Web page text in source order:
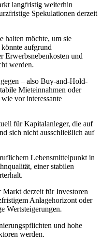
langfristig weiterhin
Spekulationen derzeit
halten möchte, um sie
aufgrund
Erwerbsnebenkosten und
werden.
– also Buy-and-Hold-
Mieteinnahmen oder
vor interessante
für Kapitalanleger, die auf
sich nicht ausschließlich auf
Lebensmittelpunkt in
einer stabilen
Markt derzeit für Investoren
Anlagehorizont oder
Wertsteigerungen.
und hohe
werden.